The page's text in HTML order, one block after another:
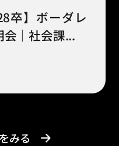
卒】ボーダレ
｜社会課...
みる